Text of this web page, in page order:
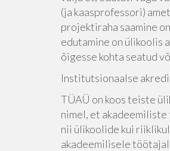
(ja kaasprofessori)
projektiraha saamine
edutamine on ülikoolis
õigesse kohta seatud
Institutsionaalse
TÜAÜ on koos teiste
nimel, et
nii ülikoolide kui
akadeemilisele